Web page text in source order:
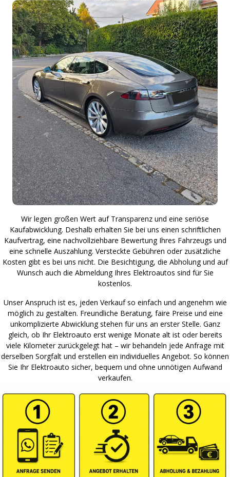
Wir legen großen Wert auf Transparenz und eine seriöse
Kaufabwicklung. Deshalb erhalten Sie bei uns einen schriftlichen
Kaufvertrag, eine nachvollziehbare Bewertung Ihres Fahrzeugs und
eine schnelle Auszahlung. Versteckte Gebühren oder zusätzliche
Kosten gibt es bei uns nicht. Die Besichtigung, die Abholung und auf
Wunsch auch die Abmeldung Ihres Elektroautos sind für Sie
kostenlos.
Unser Anspruch ist es, jeden Verkauf so einfach und angenehm wie
möglich zu gestalten. Freundliche Beratung, faire Preise und eine
unkomplizierte Abwicklung stehen für uns an erster Stelle. Ganz
gleich, ob Ihr Elektroauto erst wenige Monate alt ist oder bereits
viele Kilometer zurückgelegt hat – wir behandeln jede Anfrage mit
derselben Sorgfalt und erstellen ein individuelles Angebot. So können
Sie Ihr Elektroauto sicher, bequem und ohne unnötigen Aufwand
verkaufen.